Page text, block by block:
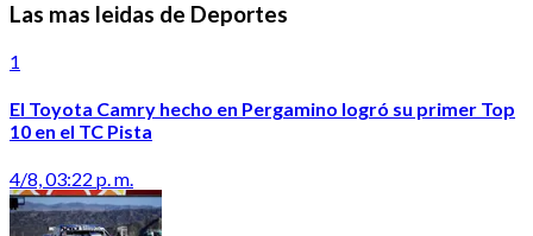
Las mas leidas de Deportes
1
El Toyota Camry hecho en Pergamino logró su primer Top
10 en el TC Pista
4/8, 03:22 p. m.